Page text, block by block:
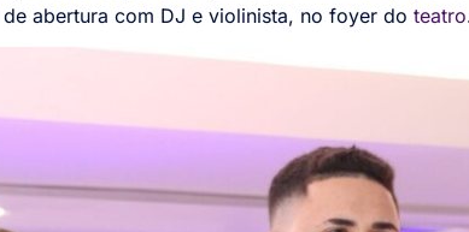
abertura com DJ e violinista, no foyer do teatro